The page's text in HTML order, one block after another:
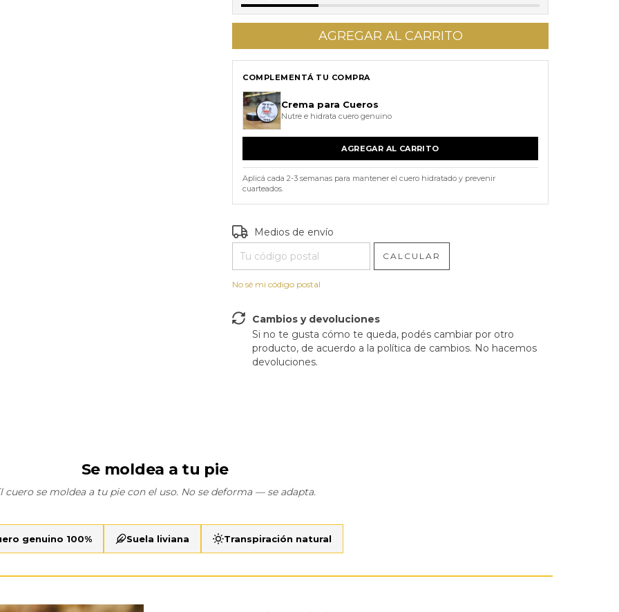
COMPLEMENTÁ TU COMPRA
Crema para Cueros
Nutre e hidrata cuero genuino
AGREGAR AL CARRITO
Aplicá cada 2-3 semanas para mantener el cuero hidratado y prevenir
cuarteados.
Entregas para el CP:
Medios de envío
CALCULAR
No sé mi código postal
Cambios y devoluciones
Si no te gusta cómo te queda, podés cambiar por otro
producto, de acuerdo a la política de cambios. No hacemos
devoluciones.
Se moldea a tu pie
cuero se moldea a tu pie con el uso. No se deforma — se adapta.
genuino 100% Suela liviana Transpiración natural